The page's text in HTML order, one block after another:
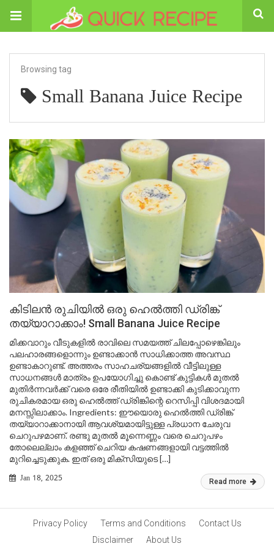
Browsing tag
Small Banana Juice Recipe
കിടിലൻ രുചിയിൽ ഒരു ഹെൽത്തി ഡ്രിങ്ക്
തയ്യാറാക്കാം! Small Banana Juice Recipe
മിക്കവാറും വീടുകളിൽ രാവിലെ സമയത്ത് ചിലപ്പോഴെങ്കിലും
പലഹാരങ്ങളൊന്നും ഉണ്ടാക്കാൻ സാധിക്കാത്ത അവസ്ഥ
ഉണ്ടാകാറുണ്ട്. അത്തരം സാഹചര്യങ്ങളിൽ വീട്ടിലുള്ള
സാധനങ്ങൾ മാത്രം ഉപയോഗിച്ചു കൊണ്ട് കുട്ടികൾ മുതൽ
മുതിർന്നവർക്ക് വരെ ഒരേ രീതിയിൽ ഉണ്ടാക്കി കുടിക്കാവുന്ന
രുചികരമായ ഒരു ഹെൽത്ത് ഡ്രിങ്കിന്റെ റെസിപ്പി വിശദമായി
മനസ്സിലാക്കാം. Ingredients: ഈയൊരു ഹെൽത്തി ഡ്രിങ്ക്
തയ്യാറാക്കാനായി ആവശ്യമായിട്ടുള്ള പ്രധാന ചേരുവ
ചെറുപഴമാണ്. രണ്ടു മുതൽ മൂന്നെണ്ണം വരെ ചെറുപഴം
തോലെല്ലാം കളഞ്ഞ് ചെറിയ കഷണങ്ങളായി വട്ടത്തിൽ
മുറിച്ചെടുക്കുക. ഇത് ഒരു മിക്സിയുടെ […]
Jan 18, 2025 Read more
Privacy Policy Terms and Conditions
Contact Us
Disclaimer
About Us